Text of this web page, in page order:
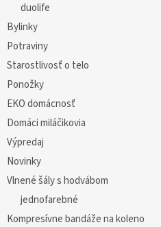
duolife
Bylinky
Potraviny
Starostlivosť o telo
Ponožky
EKO domácnosť
Domáci miláčikovia
Výpredaj
Novinky
Vlnené šály s hodvábom
jednofarebné
Kompresívne bandáže na koleno